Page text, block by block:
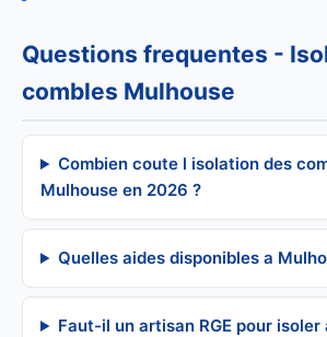
Questions frequentes -
combles Mulhouse
Combien coute l isolation des
Mulhouse en 2026 ?
Quelles aides disponibles a
Faut-il un artisan RGE pour isoler